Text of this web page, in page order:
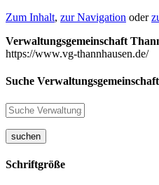
Zum Inhalt, zur Navigation oder
Verwaltungsgemeinschaft
https://www.vg-thannhausen.de/
Suche Verwaltungsgemeinschaft
suchen
Schriftgröße